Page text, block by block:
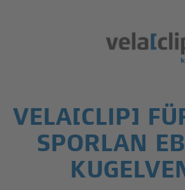
VELA[CLIP]
SPORLAN